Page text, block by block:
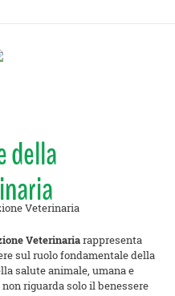
della
Veterinariarappresenta
sul ruolo fondamentale della
salute animale, umana e
riguarda solo il benessere